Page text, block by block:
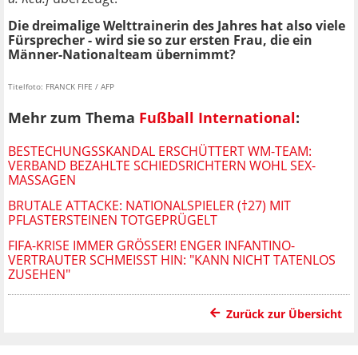
Die dreimalige Welttrainerin des Jahres hat also viele
Fürsprecher - wird sie so zur ersten Frau, die ein
Männer-Nationalteam übernimmt?
Titelfoto: FRANCK FIFE / AFP
Mehr zum Thema Fußball International:
BESTECHUNGSSKANDAL ERSCHÜTTERT WM-TEAM:
VERBAND BEZAHLTE SCHIEDSRICHTERN WOHL SEX-
MASSAGEN
BRUTALE ATTACKE: NATIONALSPIELER (†27) MIT
PFLASTERSTEINEN TOTGEPRÜGELT
FIFA-KRISE IMMER GRÖSSER! ENGER INFANTINO-V
ERTRAUTER SCHMEISST HIN: "KANN NICHT TATENLOS ZU
SEHEN"
Zurück zur Übersicht